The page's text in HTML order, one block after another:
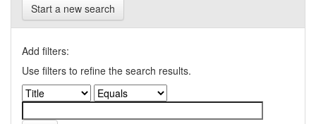
Start a new search
Add filters:
Use filters to refine the search results.